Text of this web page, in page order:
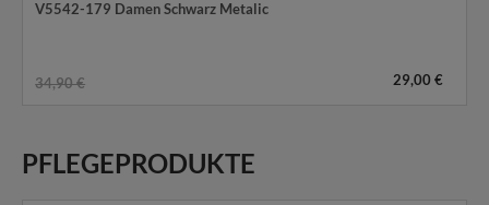
V5542-179 Damen Schwarz Metalic
34,90 € 29,00 €
PFLEGEPRODUKTE